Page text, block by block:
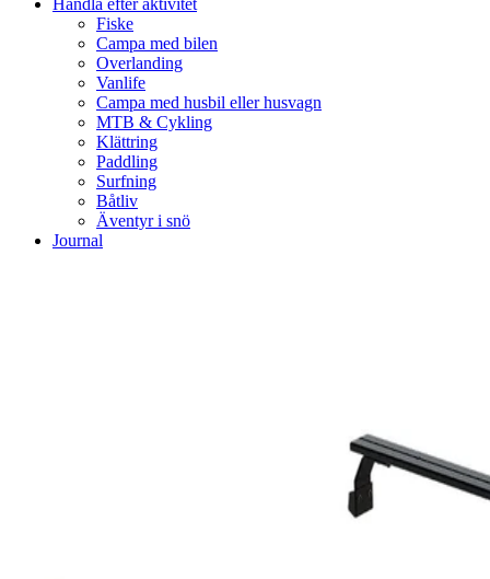
Handla efter aktivitet
Fiske
Campa med bilen
Overlanding
Vanlife
Campa med husbil eller husvagn
MTB & Cykling
Klättring
Paddling
Surfning
Båtliv
Äventyr i snö
Journal